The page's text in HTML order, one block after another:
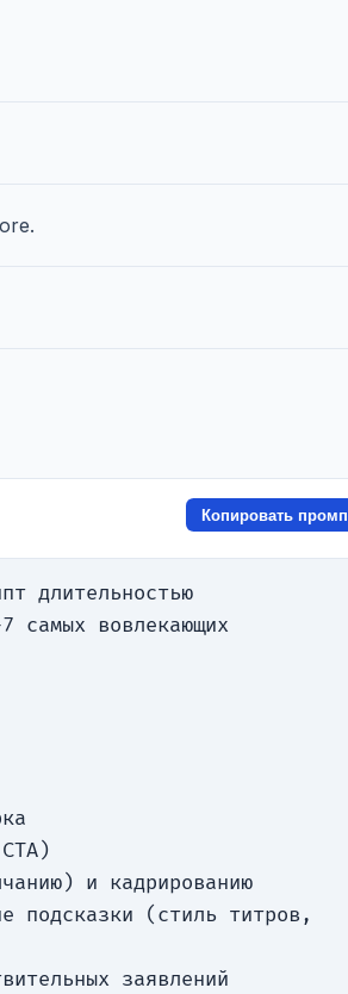
длительностью
самых вовлекающих
и кадрированию
подсказки (стиль титров,
заявлений
Копировать